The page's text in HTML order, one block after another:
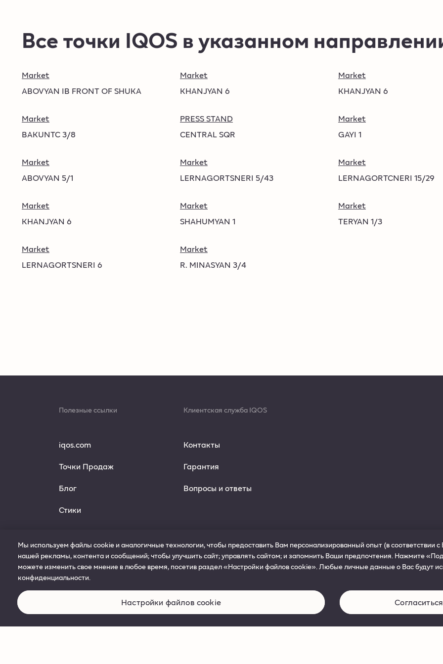
Все точки IQOS в указанном
Market
ABOVYAN IB FRONT OF SHUKA
Market
KHANJYAN 6
Market
KHANJYAN 6
Market
BAKUNTC 3/8
PRESS STAND
CENTRAL SQR
Market
GAYI 1
Market
ABOVYAN 5/1
Market
LERNAGORTSNERI 5/43
Market
LERNAGORTCNERI 15/29
Market
KHANJYAN 6
Market
SHAHUMYAN 1
Market
TERYAN 1/3
Market
LERNAGORTSNERI 6
Market
R. MINASYAN 3/4
Полезные ссылки
iqos.com
Точки Продаж
Блог
Стики
Клиентская служба IQOS
Контакты
Гарантия
Вопросы и ответы
Данная продукция не исключает всех рисков. Аэрозоль содержит никотин, который вызывает привыкание. Только для
Мы используем файлы cookie и аналогичные технологии, чтобы предоставить Вам персонализированный опыт (в соответствии
нашей рекламы, контента и сообщений; чтобы улучшить сайт; управлять сайтом; и запомнить Ваши предпочтения. Нажмите
можете изменить свое мнение в любое время, посетив раздел «Настройки файлов cookie». Любые личные данные о Вас будут
конфиденциальности.
Настройки файлов cookie